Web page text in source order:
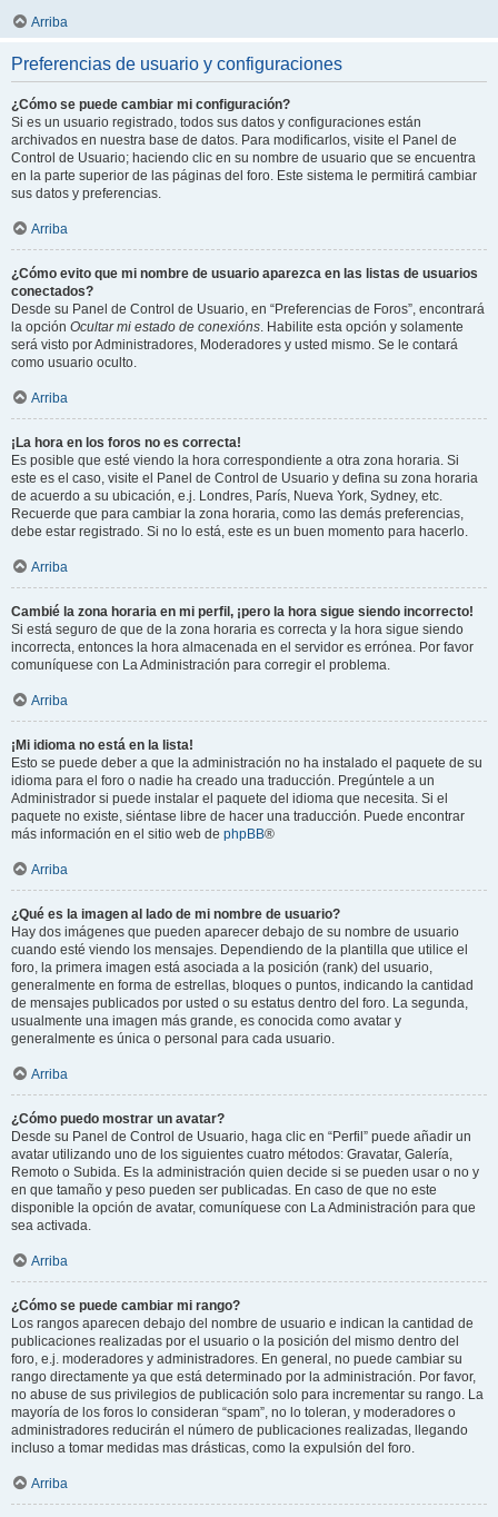
Arriba
Preferencias de usuario y configuraciones
¿Cómo se puede cambiar mi configuración?
Si es un usuario registrado, todos sus datos y configuraciones están
archivados en nuestra base de datos. Para modificarlos, visite el Panel de
Control de Usuario; haciendo clic en su nombre de usuario que se encuentra
en la parte superior de las páginas del foro. Este sistema le permitirá cambiar
sus datos y preferencias.
Arriba
¿Cómo evito que mi nombre de usuario aparezca en las listas de usuarios
conectados?
Desde su Panel de Control de Usuario, en “Preferencias de Foros”, encontrará
la opción Ocultar mi estado de conexións. Habilite esta opción y solamente
será visto por Administradores, Moderadores y usted mismo. Se le contará
como usuario oculto.
Arriba
¡La hora en los foros no es correcta!
Es posible que esté viendo la hora correspondiente a otra zona horaria. Si
este es el caso, visite el Panel de Control de Usuario y defina su zona horaria
de acuerdo a su ubicación, e.j. Londres, París, Nueva York, Sydney, etc.
Recuerde que para cambiar la zona horaria, como las demás preferencias,
debe estar registrado. Si no lo está, este es un buen momento para hacerlo.
Arriba
Cambié la zona horaria en mi perfil, ¡pero la hora sigue siendo incorrecto!
Si está seguro de que de la zona horaria es correcta y la hora sigue siendo
incorrecta, entonces la hora almacenada en el servidor es errónea. Por favor
comuníquese con La Administración para corregir el problema.
Arriba
¡Mi idioma no está en la lista!
Esto se puede deber a que la administración no ha instalado el paquete de su
idioma para el foro o nadie ha creado una traducción. Pregúntele a un
Administrador si puede instalar el paquete del idioma que necesita. Si el
paquete no existe, siéntase libre de hacer una traducción. Puede encontrar
más información en el sitio web de phpBB®
Arriba
¿Qué es la imagen al lado de mi nombre de usuario?
Hay dos imágenes que pueden aparecer debajo de su nombre de usuario
cuando esté viendo los mensajes. Dependiendo de la plantilla que utilice el
foro, la primera imagen está asociada a la posición (rank) del usuario,
generalmente en forma de estrellas, bloques o puntos, indicando la cantidad
de mensajes publicados por usted o su estatus dentro del foro. La segunda,
usualmente una imagen más grande, es conocida como avatar y
generalmente es única o personal para cada usuario.
Arriba
¿Cómo puedo mostrar un avatar?
Desde su Panel de Control de Usuario, haga clic en “Perfil” puede añadir un
avatar utilizando uno de los siguientes cuatro métodos: Gravatar, Galería,
Remoto o Subida. Es la administración quien decide si se pueden usar o no y
en que tamaño y peso pueden ser publicadas. En caso de que no este
disponible la opción de avatar, comuníquese con La Administración para que
sea activada.
Arriba
¿Cómo se puede cambiar mi rango?
Los rangos aparecen debajo del nombre de usuario e indican la cantidad de
publicaciones realizadas por el usuario o la posición del mismo dentro del
foro, e.j. moderadores y administradores. En general, no puede cambiar su
rango directamente ya que está determinado por la administración. Por favor,
no abuse de sus privilegios de publicación solo para incrementar su rango. La
mayoría de los foros lo consideran “spam”, no lo toleran, y moderadores o
administradores reducirán el número de publicaciones realizadas, llegando
incluso a tomar medidas mas drásticas, como la expulsión del foro.
Arriba